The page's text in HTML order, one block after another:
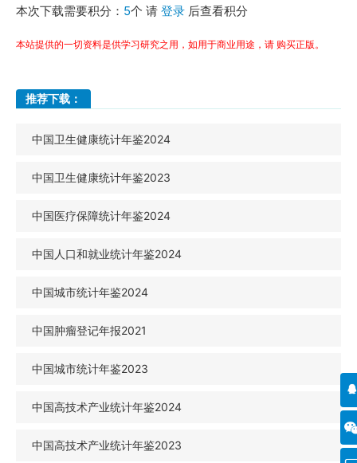
本次下载需要积分： 5个 请 登录 后查看积分
本站提供的一切资料是供学习研究之用，如用于商业用途，请 购买正版。
推荐下载：
中国卫生健康统计年鉴2024
中国卫生健康统计年鉴2023
中国医疗保障统计年鉴2024
中国人口和就业统计年鉴2024
中国城市统计年鉴2024
中国肿瘤登记年报2021
中国城市统计年鉴2023
中国高技术产业统计年鉴2024
中国高技术产业统计年鉴2023